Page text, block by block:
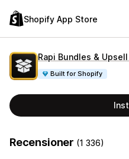
Shopify App Store
Rapi Bundles &
Built for Shopify
Recensioner (1 336)